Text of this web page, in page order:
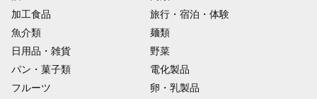
加工食品
旅行・宿泊・体験
魚介類
麺類
日用品・雑貨
野菜
パン・菓子類
電化製品
フルーツ
卵・乳製品